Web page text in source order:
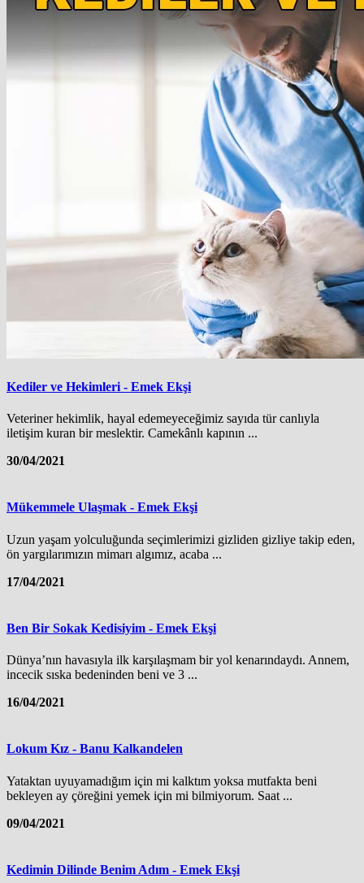
Kediler ve Hekimleri - Emek Ekşi
Veteriner hekimlik, hayal edemeyeceğimiz sayıda tür canlıyla
iletişim kuran bir meslektir. Camekânlı kapının ...
30/04/2021
Mükemmele Ulaşmak - Emek Ekşi
Uzun yaşam yolculuğunda seçimlerimizi gizliden gizliye takip eden,
ön yargılarımızın mimarı algımız, acaba ...
17/04/2021
Ben Bir Sokak Kedisiyim - Emek Ekşi
Dünya’nın havasıyla ilk karşılaşmam bir yol kenarındaydı. Annem,
incecik sıska bedeninden beni ve 3 ...
16/04/2021
Lokum Kız - Banu Kalkandelen
Yataktan uyuyamadığım için mi kalktım yoksa mutfakta beni
bekleyen ay çöreğini yemek için mi bilmiyorum. Saat ...
09/04/2021
Kedimin Dilinde Benim Adım - Emek Ekşi